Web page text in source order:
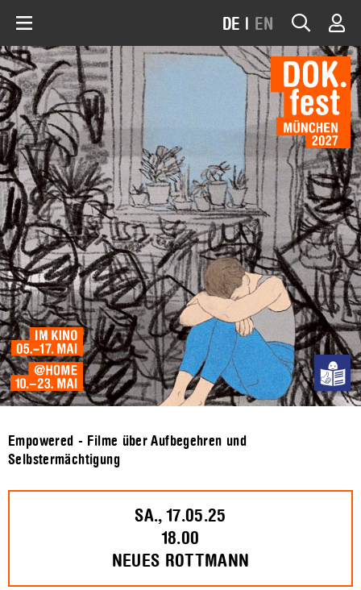
DE | EN
Empowered - Filme über Aufbegehren und
Selbstermächtigung
SA., 17.05.25
18.00
NEUES ROTTMANN